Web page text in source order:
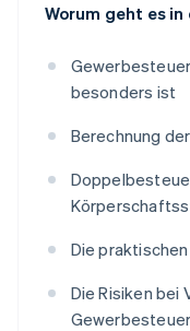
Worum geht es
besonders ist
Berechnung
Die
Die Risiken bei